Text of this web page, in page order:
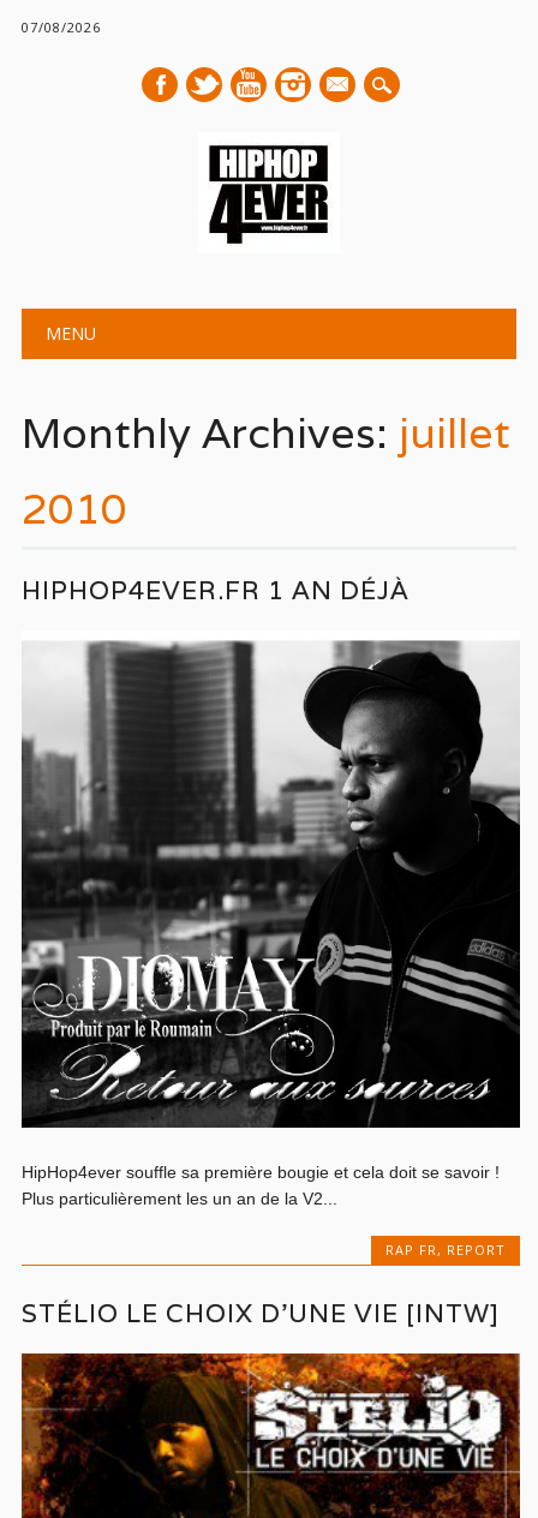
07/08/2026
mail
Main menu
MENU
Monthly Archives: juillet
2010
HIPHOP4EVER.FR 1 AN DÉJÀ
HipHop4ever souffle sa première bougie et cela doit se savoir !
Plus particulièrement les un an de la V2...
RAP FR, REPORT
STÉLIO LE CHOIX D’UNE VIE [INTW]